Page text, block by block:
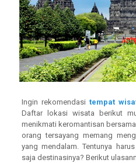
Ingin rekomendasitempat
Daftar lokasi wisata berikut
menikmati keromantisan
orang tersayang memang
yang mendalam. Tentunya
saja destinasinya? Berikut